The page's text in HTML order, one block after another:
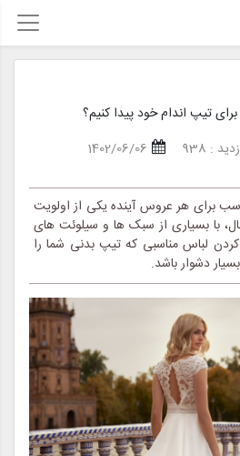
تیپ اندام خود پیدا کنیم؟
: 938
1402/06/06
برای هر عروس آینده یکی از اولویت
با بسیاری از سبک ها و سیلوئت های
لباس مناسبی که تیپ بدنی شما را
دشوار باشد.